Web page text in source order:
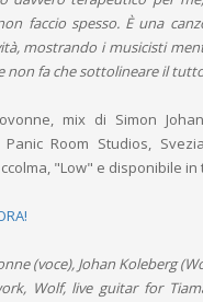
faccio spesso. È una
mostrando i musicisti
non fa che sottolineare il
mix di Simon
Panic Room Studios,
"Low" e disponibile
(voce), Johan Koleberg
Wolf, live guitar for